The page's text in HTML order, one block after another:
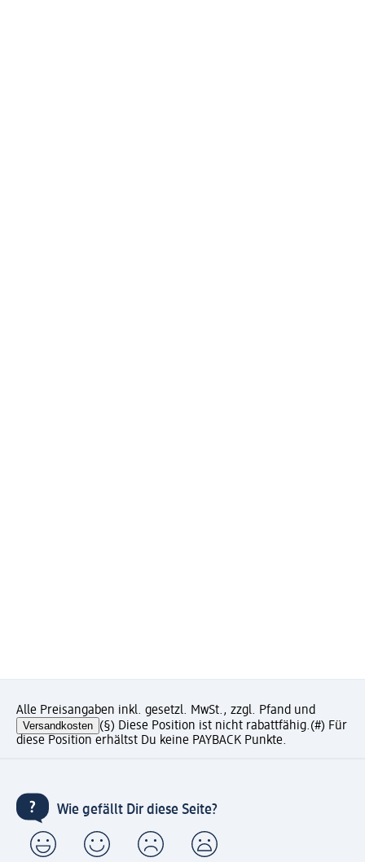
Alle Preisangaben inkl. gesetzl. MwSt., zzgl. Pfand und
Versandkosten (§) Diese Position ist nicht rabattfähig.(#) Für
diese Position erhältst Du keine PAYBACK Punkte.
Wie gefällt Dir diese Seite?